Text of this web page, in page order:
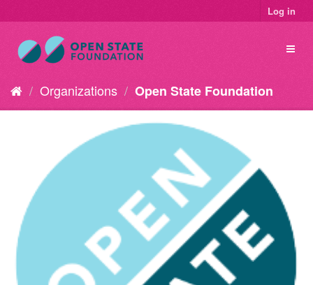
Log in
Organizations Open State Foundation